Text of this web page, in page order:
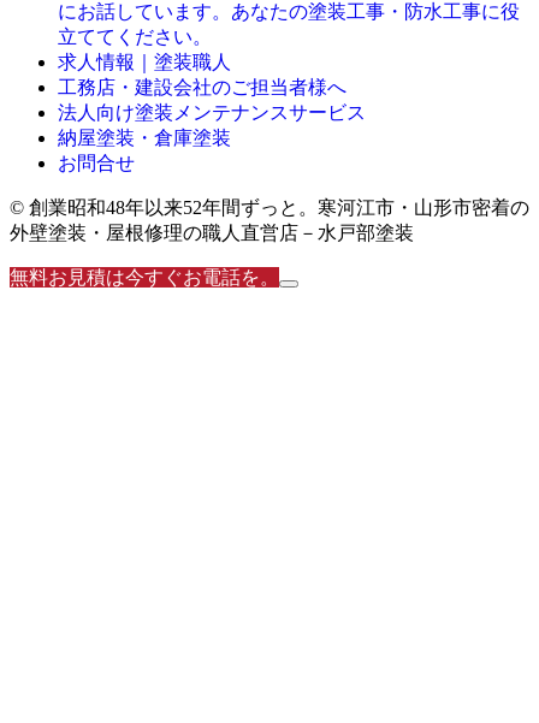
にお話しています。あなたの塗装工事・防水工事に役
立ててください。
求人情報｜塗装職人
工務店・建設会社のご担当者様へ
法人向け塗装メンテナンスサービス
納屋塗装・倉庫塗装
お問合せ
© 創業昭和48年以来52年間ずっと。寒河江市・山形市密着の
外壁塗装・屋根修理の職人直営店－水戸部塗装
無料お見積は今すぐお電話を。